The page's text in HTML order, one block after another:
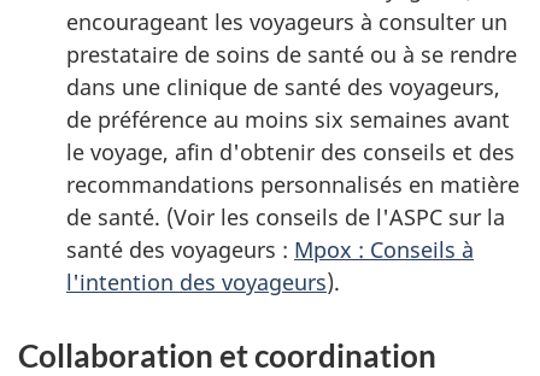
encourageant les voyageurs à consulter un
prestataire de soins de santé ou à se rendre
dans une clinique de santé des voyageurs,
de préférence au moins six semaines avant
le voyage, afin d'obtenir des conseils et des
recommandations personnalisés en matière
de santé. (Voir les conseils de l'ASPC sur la
santé des voyageurs : Mpox : Conseils à
l'intention des voyageurs).
Collaboration et coordination